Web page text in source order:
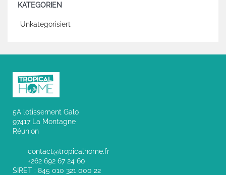
KATEGORIEN
Unkategorisiert
5A lotissement Galo
97417 La Montagne
Réunion
contact@tropicalhome.fr
+262 692 67 24 60
SIRET : 845 010 321 000 22